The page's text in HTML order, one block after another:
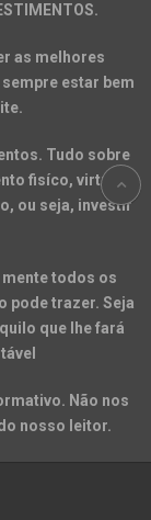
as melhores
estar bem
Tudo sobre
fisíco, virtual,
ou seja, investir
todos os
pode trazer. Seja
que lhe fará
Não nos
nosso leitor.